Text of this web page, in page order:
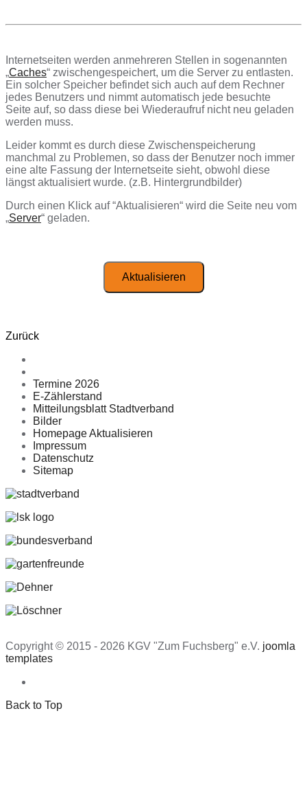
Internetseiten werden anmehreren Stellen in sogenannten
„Caches“ zwischengespeichert, um die Server zu entlasten.
Ein solcher Speicher befindet sich auch auf dem Rechner
jedes Benutzers und nimmt automatisch jede besuchte
Seite auf, so dass diese bei Wiederaufruf nicht neu geladen
werden muss.
Leider kommt es durch diese Zwischenspeicherung
manchmal zu Problemen, so dass der Benutzer noch immer
eine alte Fassung der Internetseite sieht, obwohl diese
längst aktualisiert wurde. (z.B. Hintergrundbilder)
Durch einen Klick auf “Aktualisieren“ wird die Seite neu vom
„Server“ geladen.
Aktualisieren
Zurück
Termine 2026
E-Zählerstand
Mitteilungsblatt Stadtverband
Bilder
Homepage Aktualisieren
Impressum
Datenschutz
Sitemap
Copyright © 2015 - 2026 KGV "Zum Fuchsberg" e.V. joomla
templates
Back to Top